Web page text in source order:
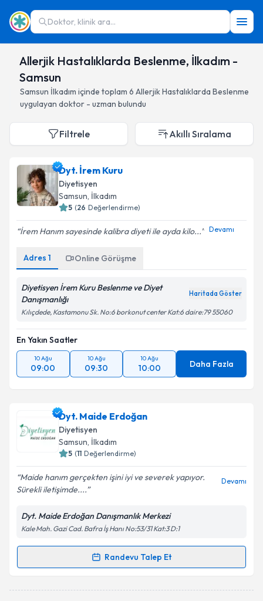
Doktor, klinik ara...
Allerjik Hastalıklarda Beslenme, İlkadım -
Samsun
Samsun İlkadım içinde toplam 6 Allerjik Hastalıklarda Beslenme
uygulayan doktor - uzman bulundu
Filtrele Akıllı Sıralama
Dyt. İrem Kuru
Diyetisyen
Samsun, İlkadım
5 (26 Değerlendirme)
İrem Hanım sayesinde kalibra diyeti ile ayda kilo... Devamı
Adres 1 Online Görüşme
Diyetisyen İrem Kuru Beslenme ve Diyet
Danışmanlığı
Haritada Göster
Kılıçdede, Kastamonu Sk. No:6 borkonut center Kat:6 daire:79 55060
En Yakın Saatler
10 Ağu
09:00
10 Ağu
09:30
10 Ağu
10:00 Daha Fazla
Dyt. Maide Erdoğan
Diyetisyen
Samsun, İlkadım
5 (11 Değerlendirme)
Maide hanım gerçekten işini iyi ve severek yapıyor.
Sürekli iletişimde....
Devamı
Dyt. Maide Erdoğan Danışmanlık Merkezi
Kale Mah. Gazi Cad. Bafra İş Hanı No:53/31 Kat:3 D:1
Randevu Talep Et
Randevu Takvimi Talebi